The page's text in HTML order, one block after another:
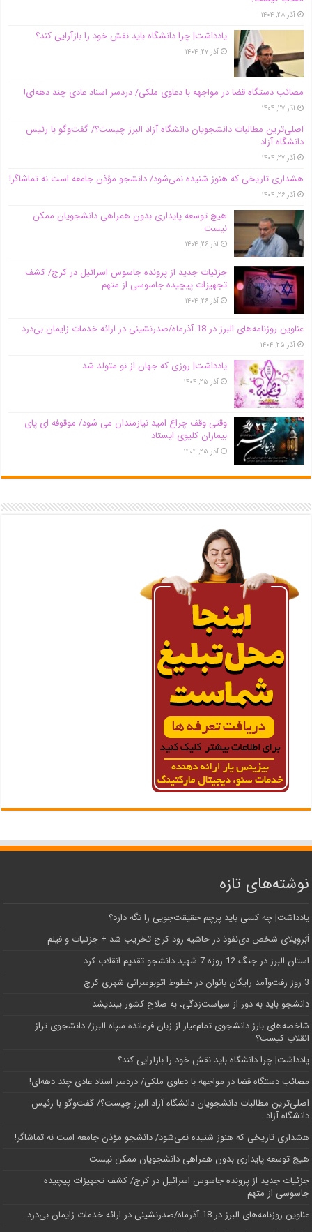
آذر ۲۸, ۱۴۰۴
یادداشت| چرا دانشگاه باید نقش خود را بازآرایی کند؟
آذر ۲۷, ۱۴۰۴
مصائب دستگاه قضا در مواجهه با دعاوی ملکی/ دردسر اسناد عادی چند‌ دهه‌ای!
آذر ۲۷, ۱۴۰۴
اصلی‌ترین مطالبات دانشجویان دانشگاه آزاد البرز چیست؟/ گفت‌وگو با رئیس
دانشگاه آز‌اد
آذر ۲۷, ۱۴۰۴
هشداری تاریخی که هنوز شنیده نمی‌شود/ دانشجو مؤذن جامعه است نه تماشاگر!
آذر ۲۶, ۱۴۰۴
هیچ توسعه پایداری بدون همراهی دانشجویان ممکن
نیست
آذر ۲۶, ۱۴۰۴
جزئیات جدید از پرونده جاسوس اسرائیل در کرج/‌ کشف
تجهیزات پیچیده جاسوسی از متهم
آذر ۲۶, ۱۴۰۴
عناوین روزنامه‌های البرز در ‌18 آذرماه/صدرنشینی در ارائه خدمات زایمان بی‌درد
آذر ۲۵, ۱۴۰۴
یادداشت| روزی که جهان از نو متولد شد
آذر ۲۵, ۱۴۰۴
وقتی وقف چراغ امید نیازمندان می شود/ موقوفه ای پای
بیماران کلیوی ایستاد
آذر ۲۵, ۱۴۰۴
نوشته‌های تازه
یادداشت| ‌چه کسی باید پرچم حقیقت‌جویی را نگه دارد؟
اَبَر‌ویلای شخص ذی‌نفوذ در حاشیه‌ رود کرج تخریب شد + جزئیات و فیلم
استان البرز در جنگ 12 روزه 7 شهید دانشجو تقدیم انقلاب کرد
3 روز رفت‌وآمد رایگان بانوان در خطوط اتوبوسرانی شهری کرج
دانشجو باید به دور از سیاست‌زدگی، به صلاح کشور بیندیشد
شاخصه‌های بارز دانشجوی تمام‌عیار از زبان فرمانده سپاه البرز/ دانشجوی تراز
انقلاب کیست؟
یادداشت| چرا دانشگاه باید نقش خود را بازآرایی کند؟
مصائب دستگاه قضا در مواجهه با دعاوی ملکی/ دردسر اسناد عادی چند‌ دهه‌ای!
اصلی‌ترین مطالبات دانشجویان دانشگاه آزاد البرز چیست؟/ گفت‌وگو با رئیس
دانشگاه آز‌اد
هشداری تاریخی که هنوز شنیده نمی‌شود/ دانشجو مؤذن جامعه است نه تماشاگر!
هیچ توسعه پایداری بدون همراهی دانشجویان ممکن نیست
جزئیات جدید از پرونده جاسوس اسرائیل در کرج/‌ کشف تجهیزات پیچیده
جاسوسی از متهم
عناوین روزنامه‌های البرز در ‌18 آذرماه/صدرنشینی در ارائه خدمات زایمان بی‌درد